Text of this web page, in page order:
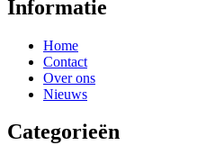
Informatie
Home
Contact
Over ons
Nieuws
Categorieën